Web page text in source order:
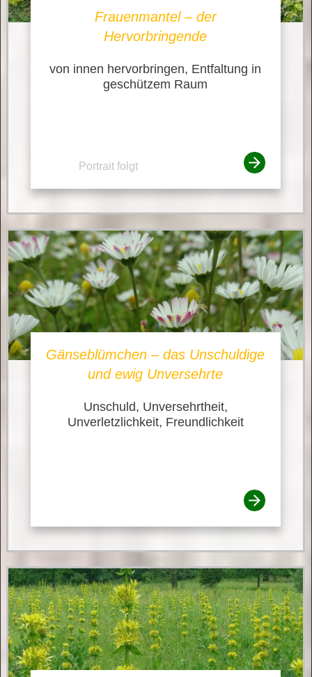
Frauenmantel – der
Hervorbringende
von innen hervorbringen, Entfaltung in
geschützem Raum
Portrait folgt
Gänseblümchen – das Unschuldige
und ewig Unversehrte
Unschuld, Unversehrtheit,
Unverletzlichkeit, Freundlichkeit